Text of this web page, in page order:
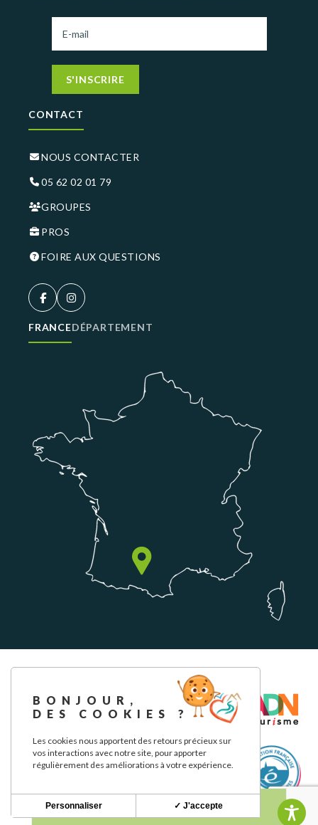
S'INSCRIRE
CONTACT
NOUS CONTACTER
05 62 02 01 79
GROUPES
PROS
FOIRE AUX QUESTIONS
FRANCEDÉPARTEMENT
BONJOUR,
DES COOKIES ?
Les cookies nous apportent des retours précieux sur
vos interactions avec notre site, pour apporter
régulièrement des améliorations à votre expérience.
✓ J'accepte
Personnaliser